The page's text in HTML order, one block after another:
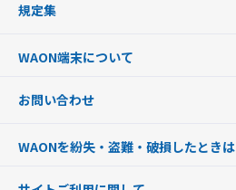
ご当地WAON
G.G WAON
WAONカード・WAONカードプラス
モバイルWAON
規定集
WAON端末について
WAONネットステーション
新型WAONステーション
お問い合わせ
WAONを紛失・盗難・破損したときは